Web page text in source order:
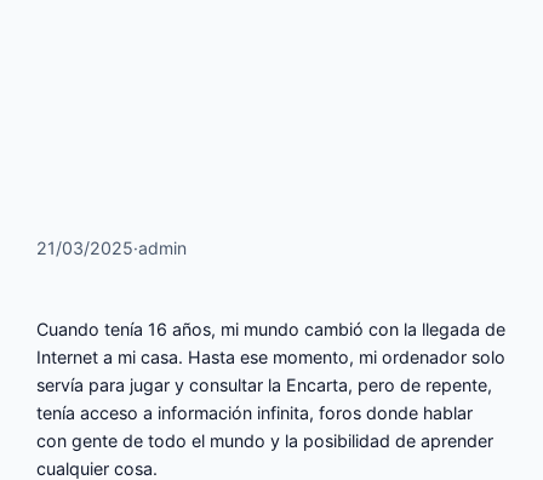
21/03/2025·admin
Cuando tenía 16 años, mi mundo cambió con la llegada de
Internet a mi casa. Hasta ese momento, mi ordenador solo
servía para jugar y consultar la Encarta, pero de repente,
tenía acceso a información infinita, foros donde hablar
con gente de todo el mundo y la posibilidad de aprender
cualquier cosa.